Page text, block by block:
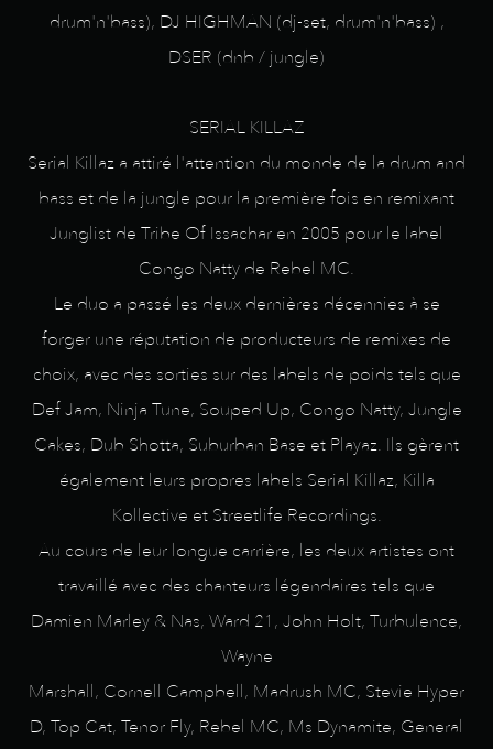
drum'n'bass), DJ HIGHMAN (dj-set, drum'n'bass) ,
DSER (dnb / jungle)
SERIAL KILLAZ
Serial Killaz a attiré l'attention du monde de la drum and
bass et de la jungle pour la première fois en remixant
Junglist de Tribe Of Issachar en 2005 pour le label
Congo Natty de Rebel MC.
Le duo a passé les deux dernières décennies à se
forger une réputation de producteurs de remixes de
choix, avec des sorties sur des labels de poids tels que
Def Jam, Ninja Tune, Souped Up, Congo Natty, Jungle
Cakes, Dub Shotta, Suburban Base et Playaz. Ils gèrent
également leurs propres labels Serial Killaz, Killa
Kollective et Streetlife Recordings.
Au cours de leur longue carrière, les deux artistes ont
travaillé avec des chanteurs légendaires tels que
Damien Marley & Nas, Ward 21, John Holt, Turbulence,
Wayne
Marshall, Cornell Campbell, Madrush MC, Stevie Hyper
D, Top Cat, Tenor Fly, Rebel MC, Ms Dynamite, General